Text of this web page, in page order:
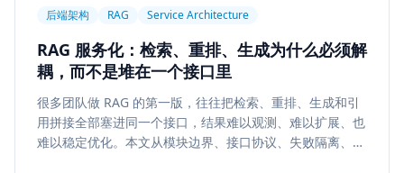
后端架构 RAG Service Architecture
RAG 服务化：检索、重排、生成为什么必须解
耦，而不是堆在一个接口里
很多团队做 RAG 的第一版，往往把检索、重排、生成和引
用拼接全部塞进同一个接口，结果难以观测、难以扩展、也
难以稳定优化。本文从模块边界、接口协议、失败隔离、缓